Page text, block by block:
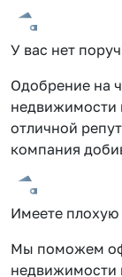
У вас нет
Одобрение на
недвижимости
отличной
компания
Имеете
Мы поможем
недвижимости